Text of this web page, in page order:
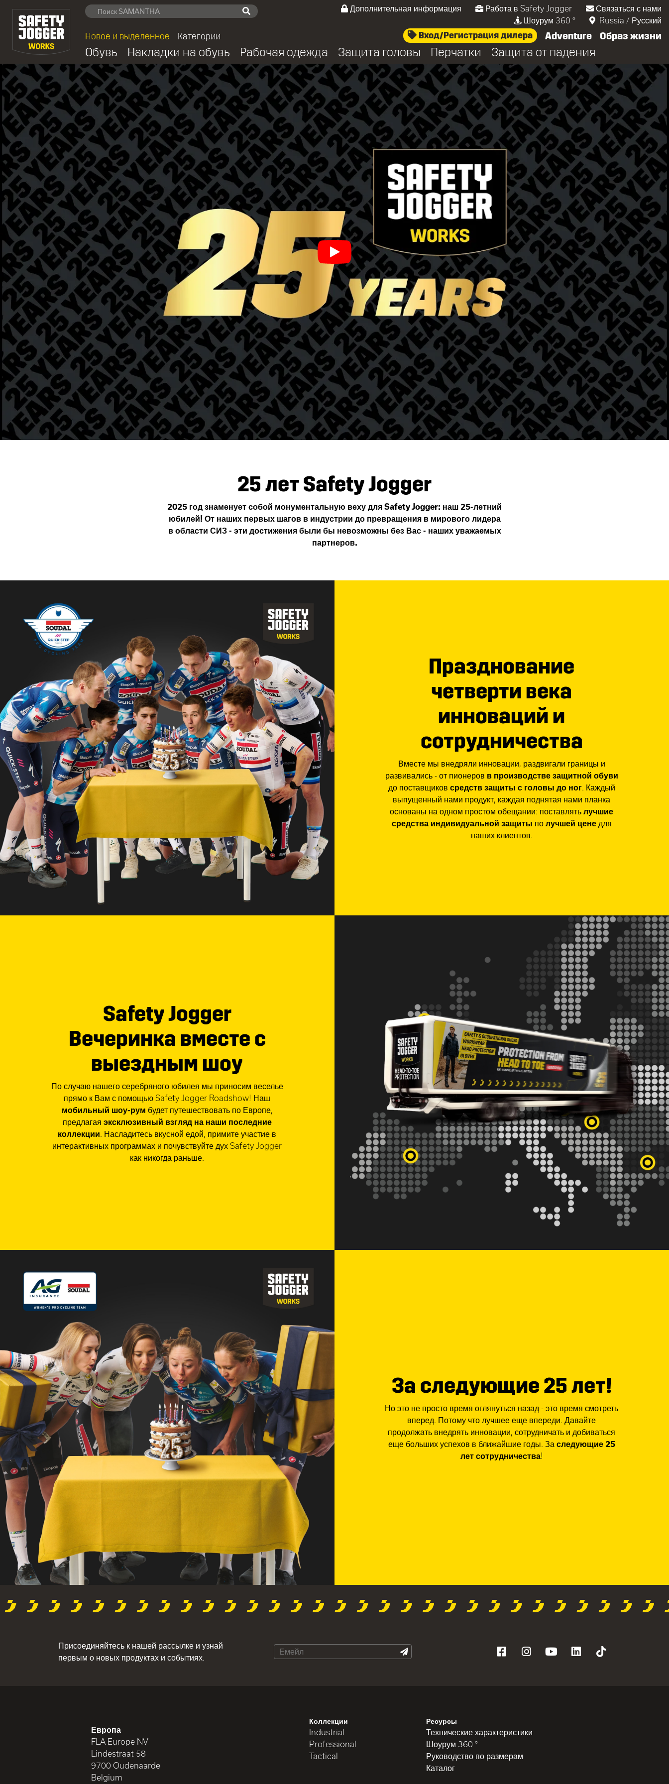
Дополнительная информация Работа в Safety Jogger
Связаться с нами
Шоурум 360 °
Russia / Русский
Новое и выделенное Категории Вход/Регистрация дилера Adventure Образ жизни
Обувь Накладки на обувь Рабочая одежда Защита головы Перчатки Защита от падения
25 лет Safety Jogger
25 лет Safety Jogger
2025 год знаменует собой монументальную веху для Safety Jogger: наш 25-летний
юбилей! От наших первых шагов в индустрии до превращения в мирового лидера
в области СИЗ - эти достижения были бы невозможны без Вас - наших уважаемых
партнеров.
Празднование
четверти века
инноваций и
сотрудничества
Вместе мы внедряли инновации, раздвигали границы и
развивались - от пионеров в производстве защитной обуви
до поставщиков средств защиты с головы до ног. Каждый
выпущенный нами продукт, каждая поднятая нами планка
основаны на одном простом обещании: поставлятьлучшие
средства индивидуальной защиты по лучшей ценедля
наших клиентов.
Safety Jogger
Вечеринка вместе с
выездным шоу
По случаю нашего серебряного юбилея мы приносим веселье
прямо к Вам с помощью Safety Jogger Roadshow! Наш
мобильный шоу-рум будет путешествовать по Европе,
предлагая эксклюзивный взгляд на наши последние
коллекции. Насладитесь вкусной едой, примите участие в
интерактивных программах и почувствуйте дух Safety Jogger
как никогда раньше.
За следующие 25 лет!
Но это не просто время оглянуться назад - это время смотреть
вперед. Потому что лучшее еще впереди. Давайте
продолжать внедрять инновации, сотрудничать и добиваться
еще больших успехов в ближайшие годы. За следующие 25
лет сотрудничества!
Присоединяйтесь к нашей рассылке и узнай
первым о новых продуктах и событиях.
Европа
FLA Europe NV
Lindestraat 58
9700 Oudenaarde
Belgium
Коллекции
Industrial
Professional
Tactical
Ресурсы
Технические характеристики
Шоурум 360 °
Руководство по размерам
Каталог